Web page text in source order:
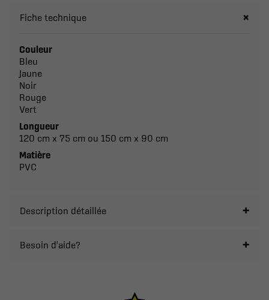
Fiche technique
Couleur
Bleu
Jaune
Noir
Rouge
Vert
Longueur
120 cm x 75 cm ou 150 cm x 90 cm
Matière
PVC
Description détaillée
Besoin d'aide?